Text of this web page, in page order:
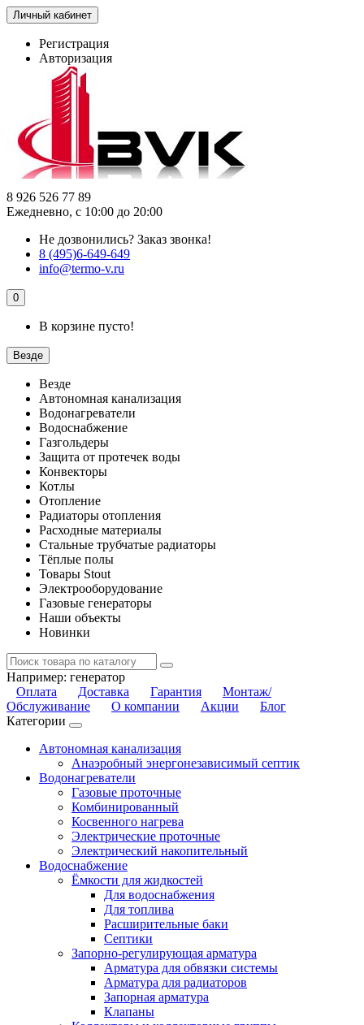
Личный кабинет
Регистрация
Авторизация
8 926 526 77 89
Ежедневно, с 10:00 до 20:00
Не дозвонились? Заказ звонка!
8 (495)6-649-649
info@termo-v.ru
0
В корзине пусто!
Везде
Везде
Автономная канализация
Водонагреватели
Водоснабжение
Газгольдеры
Защита от протечек воды
Конвекторы
Котлы
Отопление
Радиаторы отопления
Расходные материалы
Стальные трубчатые радиаторы
Тёплые полы
Товары Stout
Электрооборудование
Газовые генераторы
Наши объекты
Новинки
Например: генератор
Оплата
Доставка Гарантия
Монтаж/
Обслуживание
О компании Акции
Блог
Категории
Автономная канализация
Анаэробный энергонезависимый септик
Водонагреватели
Газовые проточные
Комбинированный
Косвенного нагрева
Электрические проточные
Электрический накопительный
Водоснабжение
Ёмкости для жидкостей
Для водоснабжения
Для топлива
Расширительные баки
Септики
Запорно-регулирующая арматура
Арматура для обвязки системы
Арматура для радиаторов
Запорная арматура
Клапаны